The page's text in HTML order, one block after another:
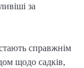
за
справжнім
щодо садків,